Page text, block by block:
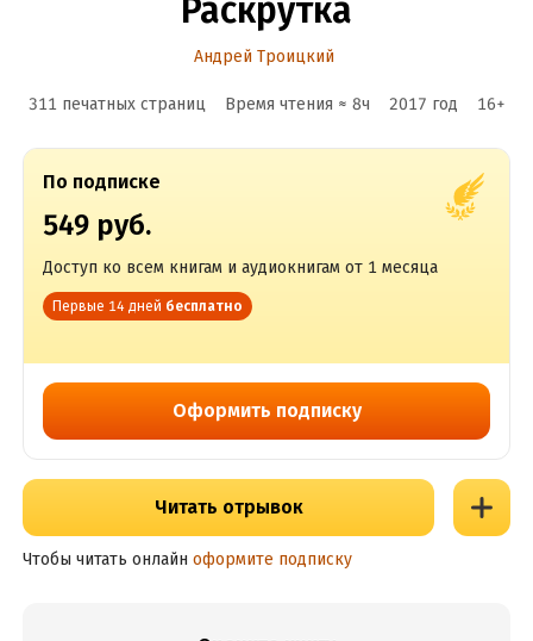
Раскрутка
Андрей Троицкий
311 печатных страниц Время чтения ≈ 8ч 2017 год 16+
По подписке
549 руб.
Доступ ко всем книгам и аудиокнигам от 1 месяца
Первые 14 дней бесплатно
Оформить подписку
Читать отрывок
Чтобы читать онлайн оформите подписку